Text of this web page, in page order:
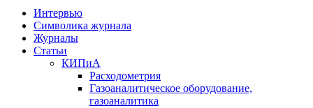
Интервью
Символика журнала
Журналы
Статьи
КИПиА
Расходометрия
Газоаналитическое оборудование,
газоаналитика